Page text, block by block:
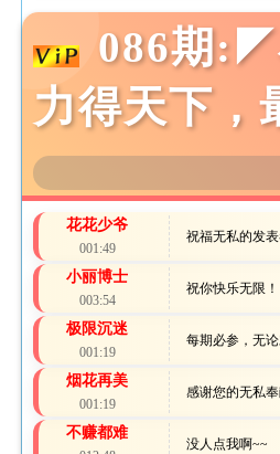
086期
力得天下，
花花少爷
001:49
祝福无私的发
小丽博士
003:54
祝你快乐无限！
极限沉迷
001:19
每期必参，无
烟花再美
001:19
感谢您的无私
不赚都难
没人点我啊~~